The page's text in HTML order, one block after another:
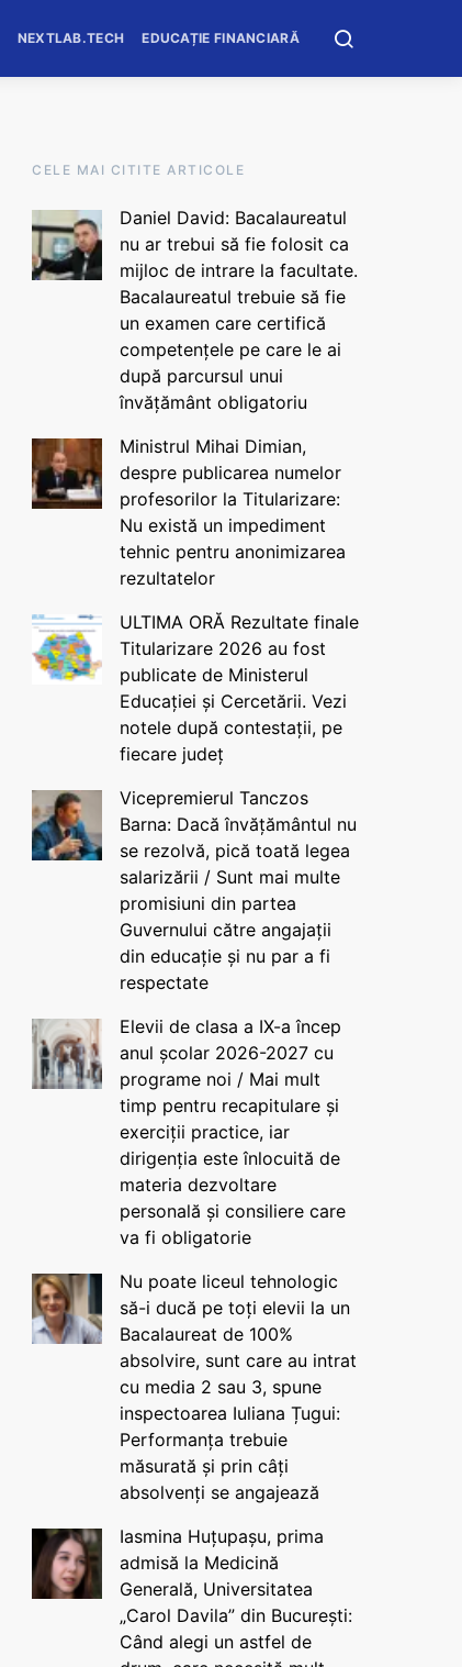
NEXTLAB.TECH EDUCAȚIE FINANCIARĂ
CELE MAI CITITE ARTICOLE
Daniel David: Bacalaureatul
nu ar trebui să fie folosit ca
mijloc de intrare la facultate.
Bacalaureatul trebuie să fie
un examen care certifică
competențele pe care le ai
după parcursul unui
învățământ obligatoriu
Ministrul Mihai Dimian,
despre publicarea numelor
profesorilor la Titularizare:
Nu există un impediment
tehnic pentru anonimizarea
rezultatelor
ULTIMA ORĂ Rezultate finale
Titularizare 2026 au fost
publicate de Ministerul
Educației și Cercetării. Vezi
notele după contestații, pe
fiecare județ
Vicepremierul Tanczos
Barna: Dacă învățământul nu
se rezolvă, pică toată legea
salarizării / Sunt mai multe
promisiuni din partea
Guvernului către angajații
din educație și nu par a fi
respectate
Elevii de clasa a IX-a încep
anul școlar 2026-2027 cu
programe noi / Mai mult
timp pentru recapitulare și
exerciții practice, iar
dirigenția este înlocuită de
materia dezvoltare
personală și consiliere care
va fi obligatorie
Nu poate liceul tehnologic
să-i ducă pe toți elevii la un
Bacalaureat de 100%
absolvire, sunt care au intrat
cu media 2 sau 3, spune
inspectoarea Iuliana Țugui:
Performanța trebuie
măsurată și prin câți
absolvenți se angajează
Iasmina Huțupașu, prima
admisă la Medicină
Generală, Universitatea
„Carol Davila” din București:
Când alegi un astfel de